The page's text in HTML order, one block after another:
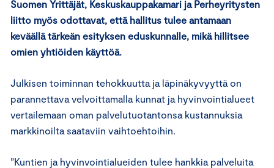
Suomen Yrittäjät, Keskuskauppakamari ja Perheyritysten
liitto myös odottavat, että hallitus tulee antamaan
keväällä tärkeän esityksen eduskunnalle, mikä hillitsee
omien yhtiöiden käyttöä.
Julkisen toiminnan tehokkuutta ja läpinäkyvyyttä on
parannettava velvoittamalla kunnat ja hyvinvointialueet
vertailemaan oman palvelutuotantonsa kustannuksia
markkinoilta saataviin vaihtoehtoihin.
”Kuntien ja hyvinvointialueiden tulee hankkia palveluita